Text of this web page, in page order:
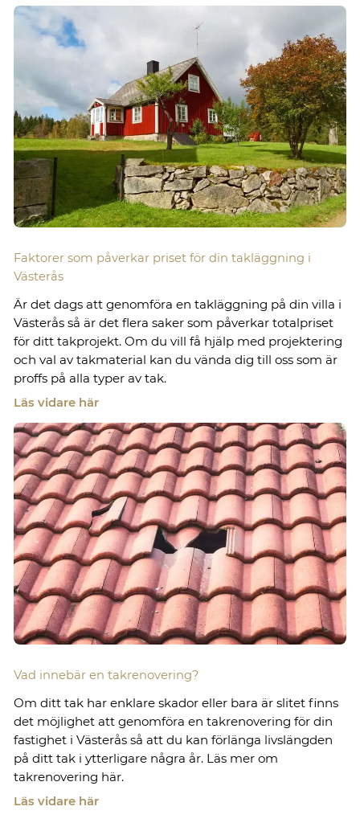
Faktorer som påverkar priset för din takläggning i
Västerås
Är det dags att genomföra en takläggning på din villa i
Västerås så är det flera saker som påverkar totalpriset
för ditt takprojekt. Om du vill få hjälp med projektering
och val av takmaterial kan du vända dig till oss som är
proffs på alla typer av tak.
Läs vidare här
Vad innebär en takrenovering?
Om ditt tak har enklare skador eller bara är slitet finns
det möjlighet att genomföra en takrenovering för din
fastighet i Västerås så att du kan förlänga livslängden
på ditt tak i ytterligare några år. Läs mer om
takrenovering här.
Läs vidare här